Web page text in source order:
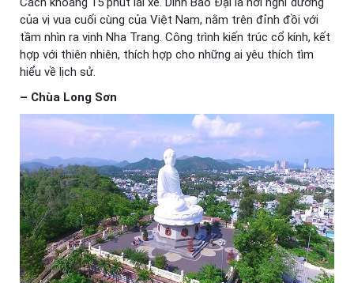
của vị vua cuối cùng của Việt Nam, nằm trên đỉnh đồi với
tầm nhìn ra vịnh Nha Trang. Công trình kiến trúc cổ kính, kết
hợp với thiên nhiên, thích hợp cho những ai yêu thích tìm
hiểu về lịch sử.
– Chùa Long Sơn